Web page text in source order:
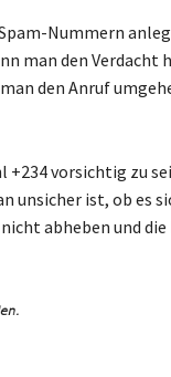
Nummern
man den Verdacht
den Anruf
vorsichtig zu
unsicher ist, ob es
abheben und